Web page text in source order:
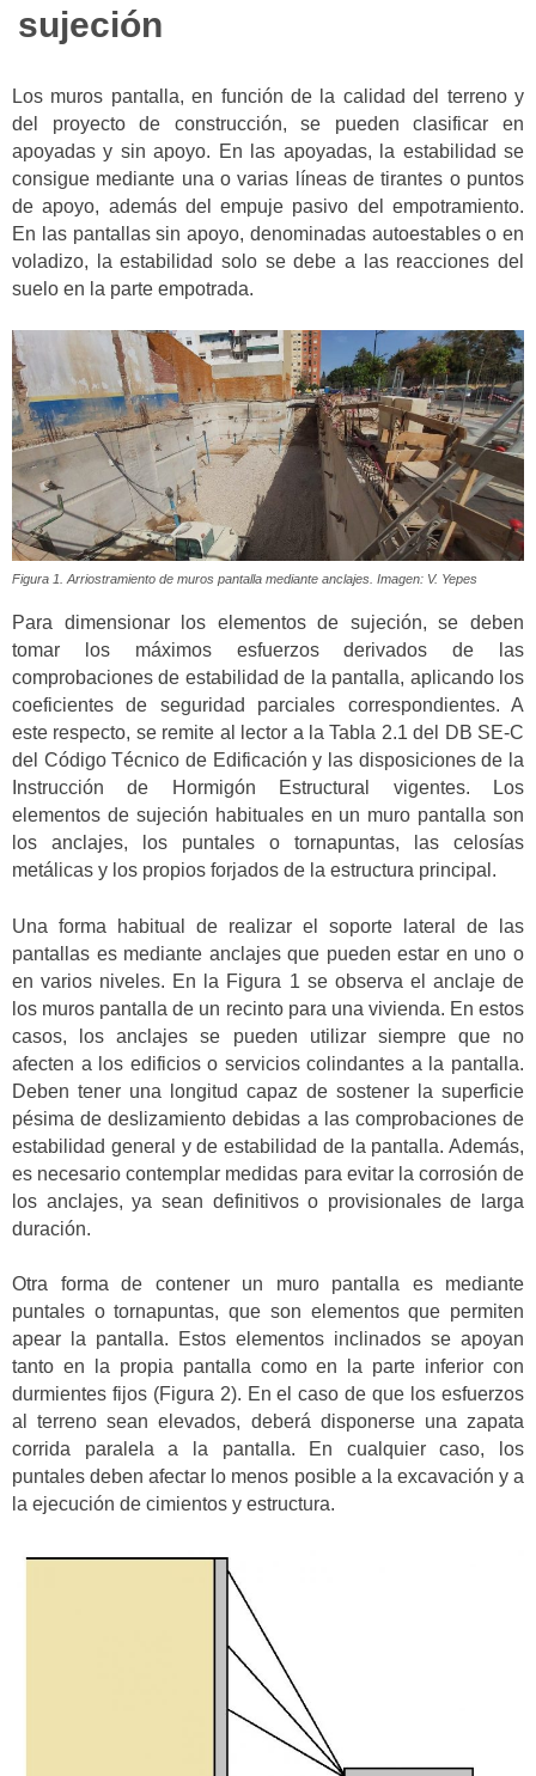
sujeción
Los muros pantalla, en función de la calidad del terreno y
del proyecto de construcción, se pueden clasificar en
apoyadas y sin apoyo. En las apoyadas, la estabilidad se
consigue mediante una o varias líneas de tirantes o puntos
de apoyo, además del empuje pasivo del empotramiento.
En las pantallas sin apoyo, denominadas autoestables o en
voladizo, la estabilidad solo se debe a las reacciones del
suelo en la parte empotrada.
Figura 1. Arriostramiento de muros pantalla mediante anclajes. Imagen: V. Yepes
Para dimensionar los elementos de sujeción, se deben
tomar los máximos esfuerzos derivados de las
comprobaciones de estabilidad de la pantalla, aplicando los
coeficientes de seguridad parciales correspondientes. A
este respecto, se remite al lector a la Tabla 2.1 del DB SE-C
del Código Técnico de Edificación y las disposiciones de la
Instrucción de Hormigón Estructural vigentes. Los
elementos de sujeción habituales en un muro pantalla son
los anclajes, los puntales o tornapuntas, las celosías
metálicas y los propios forjados de la estructura principal.
Una forma habitual de realizar el soporte lateral de las
pantallas es mediante anclajes que pueden estar en uno o
en varios niveles. En la Figura 1 se observa el anclaje de
los muros pantalla de un recinto para una vivienda. En estos
casos, los anclajes se pueden utilizar siempre que no
afecten a los edificios o servicios colindantes a la pantalla.
Deben tener una longitud capaz de sostener la superficie
pésima de deslizamiento debidas a las comprobaciones de
estabilidad general y de estabilidad de la pantalla. Además,
es necesario contemplar medidas para evitar la corrosión de
los anclajes, ya sean definitivos o provisionales de larga
duración.
Otra forma de contener un muro pantalla es mediante
puntales o tornapuntas, que son elementos que permiten
apear la pantalla. Estos elementos inclinados se apoyan
tanto en la propia pantalla como en la parte inferior con
durmientes fijos (Figura 2). En el caso de que los esfuerzos
al terreno sean elevados, deberá disponerse una zapata
corrida paralela a la pantalla. En cualquier caso, los
puntales deben afectar lo menos posible a la excavación y a
la ejecución de cimientos y estructura.